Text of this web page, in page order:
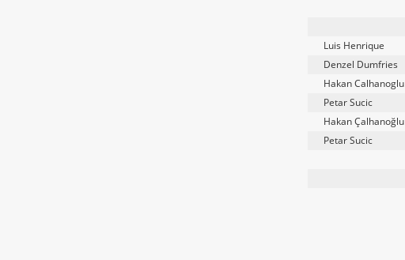
Luis Henrique
Denzel Dumfries
Hakan Calhanoglu
Petar Sucic
Hakan Çalhanoğlu
Petar Sucic